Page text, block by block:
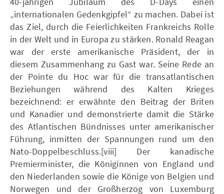
„internationalen Gedenkgipfel“ zu machen. Dabei ist
das Ziel, durch die Feierlichkeiten Frankreichs Rolle
in der Welt und in Europa zu stärken. Ronald Reagan
war der erste amerikanische Präsident, der in
diesem Zusammenhang zu Gast war. Seine Rede an
der Pointe du Hoc war für die transatlantischen
Beziehungen während des Kalten Krieges
bezeichnend: er erwähnte den Beitrag der Briten
und Kanadier und demonstrierte damit die Stärke
des Atlantischen Bündnisses unter amerikanischer
Führung, inmitten der Spannungen rund um den
Nato-Doppelbeschluss.[viii] Der kanadische
Premierminister, die Königinnen von England und
den Niederlanden sowie die Könige von Belgien und
Norwegen und der Großherzog von Luxemburg